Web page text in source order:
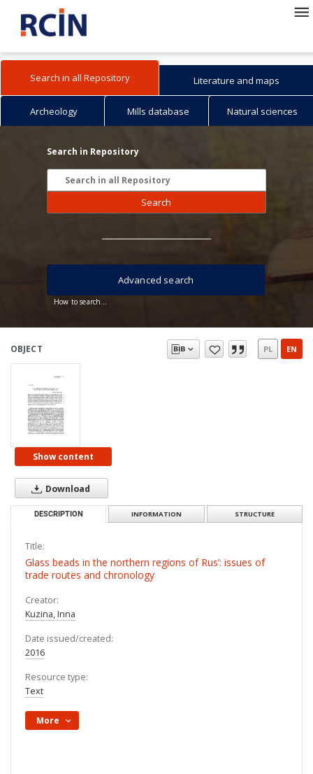
Search in all Repository Literature and maps
Archeology Mills database Natural sciences
Search in Repository
Search
How to search...
Advanced search
OBJECT PL EN
Show content
Download
DESCRIPTION INFORMATION STRUCTURE
Title:
Glass beads in the northern regions of Rus’: issues of
trade routes and chronology
Creator:
Kuzina, Inna
Date issued/created:
2016
Resource type:
Text
More